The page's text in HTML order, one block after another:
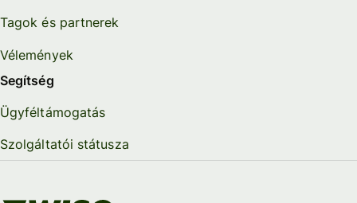
Tagok és partnerek
Vélemények
Segítség
Ügyféltámogatás
Szolgáltatói státusza